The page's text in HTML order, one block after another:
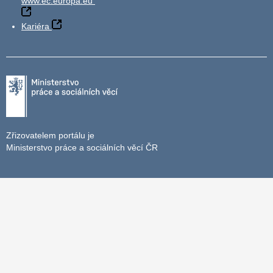
Kariéra
Zřizovatelem portálu je
Ministerstvo práce a sociálních věcí ČR